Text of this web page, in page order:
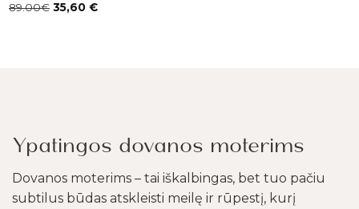
89.00€ 35,60 €
Ypatingos dovanos moterims
Dovanos moterims – tai iškalbingas, bet tuo pačiu
subtilus būdas atskleisti meilę ir rūpestį, kurį